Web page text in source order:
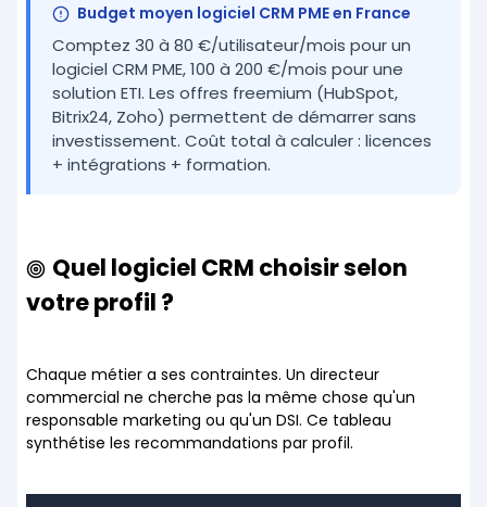
Budget moyen logiciel CRM PME en France
Comptez 30 à 80 €/utilisateur/mois pour un
logiciel CRM PME, 100 à 200 €/mois pour une
solution ETI. Les offres freemium (HubSpot,
Bitrix24, Zoho) permettent de démarrer sans
investissement. Coût total à calculer : licences
+ intégrations + formation.
Quel logiciel CRM choisir selon
votre profil ?
Chaque métier a ses contraintes. Un directeur
commercial ne cherche pas la même chose qu'un
responsable marketing ou qu'un DSI. Ce tableau
synthétise les recommandations par profil.